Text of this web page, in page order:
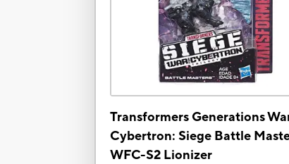
Transformers Generations
Cybertron: Siege Battle
WFC-S2 Lionizer